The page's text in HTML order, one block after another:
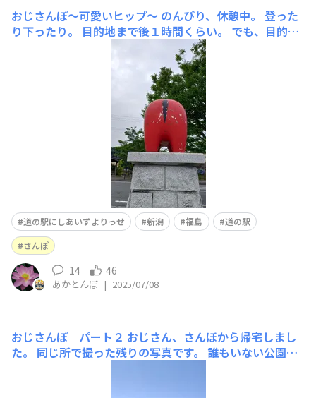
おじさんぽ〜可愛いヒップ〜 のんびり、休憩中。 登った
り下ったり。 目的地まで後１時間くらい。 でも、目的地
の開店時間は７時半。 着いたら周辺おじさんぽかな。
道の駅にしあいずよりっせ 新潟 福島
道の駅
さんぽ
14 46
あかとんぼ | 2025/07/08
おじさんぽ パート２ おじさん、さんぽから帰宅しまし
た。 同じ所で撮った残りの写真です。 誰もいない公園の